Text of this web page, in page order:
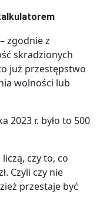
zgodnie z
skradzionych
już przestępstwo
wolności lub
2023 r. było to 500
czy to, co
Czyli czy nie
przestaje być